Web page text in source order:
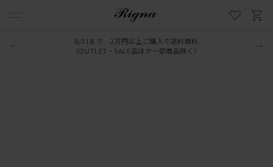
LINE新規追加でクーポンプレゼント
8/31まで 2万円以上ご購入で送料無料
（OUTLET・SALE品ほか一部商品除く）